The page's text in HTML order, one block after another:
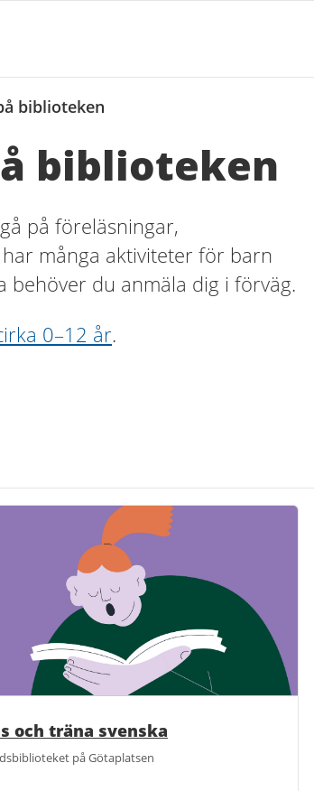
biblioteken
biblioteken
på föreläsningar,
många aktiviteter för barn
behöver du anmäla dig i förväg.
0–12 år.
och träna svenska
på Götaplatsen